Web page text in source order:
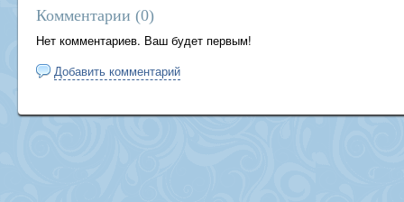
Комментарии (0)
Нет комментариев. Ваш будет первым!
Добавить комментарий